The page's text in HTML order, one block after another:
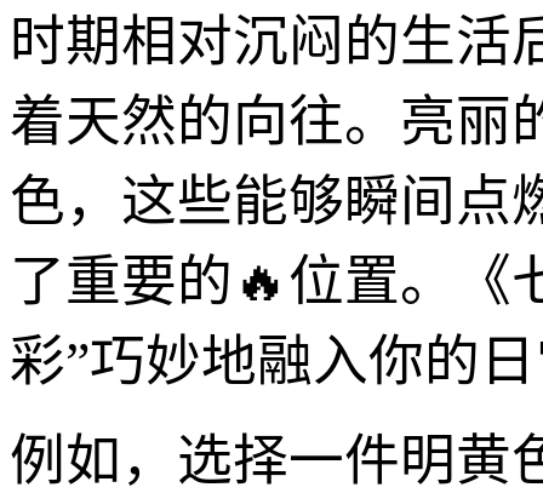
时期相对沉闷的生活
着天然的向往。亮丽
色，这些能够瞬间点
了重要的🔥位置。《
彩”巧妙地融入你的
例如，选择一件明黄